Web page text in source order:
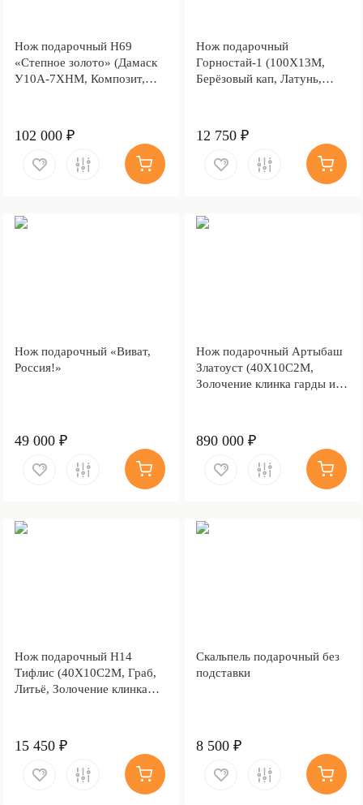
Нож подарочный Н69
«Степное золото» (Дамаск
У10А-7ХНМ, Композит,
102 000 ₽
Нож подарочный
Горностай-1 (100Х13М,
Берёзовый кап, Латунь,
12 750 ₽
Нож подарочный «Виват,
Россия!»
49 000 ₽
Нож подарочный Артыбаш
Златоуст (40Х10С2М,
Золочение клинка гарды и
890 000 ₽
Нож подарочный Н14
Тифлис (40Х10С2М, Граб,
Литьё, Золочение клинка
15 450 ₽
Скальпель подарочный без
подставки
8 500 ₽